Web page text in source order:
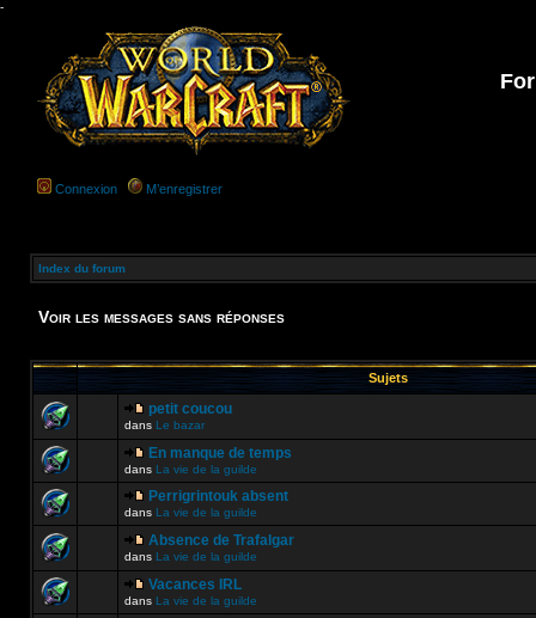
-
Connexion M’enregistrer
Index du forum
Voir les messages sans réponses
Sujets
petit coucou
dans Le bazar
En manque de temps
dans La vie de la guilde
Perrigrintouk absent
dans La vie de la guilde
Absence de Trafalgar
dans La vie de la guilde
Vacances IRL
dans La vie de la guilde